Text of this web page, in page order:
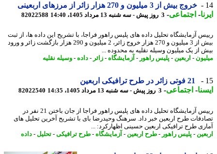
خروج بیش از 3 میلیون و 270 هزار زائر از مرزهای اربعینی
-اجتماعی-3 روز پیش - سه شنبه 13 مرداد 1405، 14:40 82022588
آزمایشگاه تحلیل داده های پلیس راهور فراجا، با تشریح این داده ها، از ثبت
بیش از 3 میلیون و 270 هزار خروج زائر، 2 میلیون و 290 هزار بازگشت زائر و ورود
از یک میلیون وسیله نقلیه به محدوده ...
-اربعین -پلیس راهور -آزمایشگاه-زائر - داده - وسیله نقلیه
21 فوتی زائر در طرح ترافیکی اربعین
-اجتماعی-3 روز پیش - سه شنبه 13 مرداد 1405، 14:35 82022540
رییس آزمایشگاه تحلیل داده های پلیس راهور فراجا از جان باختن 21 نفر در
طرح اربعین خبر داد. سرهنگ وحیدرضا بای با تشریح آخرین تحلیل های
طرح ترافیکی اربعین حسینی اظهارکرد: ...
-پلیس راهور -طرح اربعین -آزمایشگاه-طرح ترافیکی-تحلیل-داده